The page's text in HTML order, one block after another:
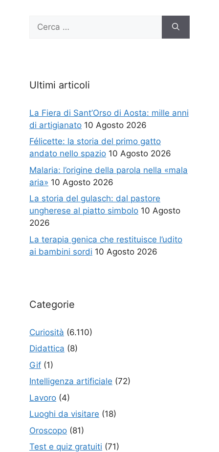
per:
Ultimi articoli
La Fiera di Sant’Orso di Aosta: mille anni
di artigianato 10 Agosto 2026
Félicette: la storia del primo gatto
andato nello spazio 10 Agosto 2026
Malaria: l’origine della parola nella «mala
aria» 10 Agosto 2026
La storia del gulasch: dal pastore
ungherese al piatto simbolo 10 Agosto
2026
La terapia genica che restituisce l’udito
ai bambini sordi 10 Agosto 2026
Categorie
Curiosità (6.110)
Didattica (8)
Gif (1)
Intelligenza artificiale (72)
Lavoro (4)
Luoghi da visitare (18)
Oroscopo (81)
Test e quiz gratuiti (71)